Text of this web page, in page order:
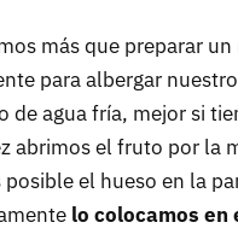
más que preparar
para albergar
de agua fría, mejor si
abrimos el fruto por la
el hueso en la
lo colocamos en